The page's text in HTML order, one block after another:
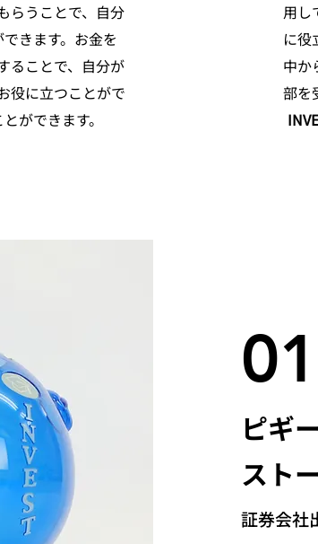
らうことで、自分
きます。お金を
ることで、自分が
役に立つことがで
ができます。
用し
に役
中か
部を
01
ピギ
スト
証券会社